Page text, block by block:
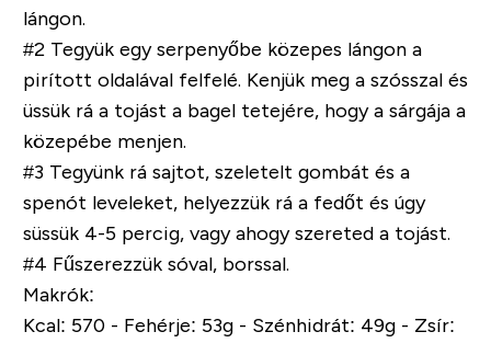
lángon.
#2 Tegyük egy serpenyőbe közepes lángon a
pirított oldalával felfelé. Kenjük meg a szósszal és
üssük rá a tojást a bagel tetejére, hogy a sárgája a
közepébe menjen.
#3 Tegyünk rá sajtot, szeletelt gombát és a
spenót leveleket, helyezzük rá a fedőt és úgy
süssük 4-5 percig, vagy ahogy szereted a tojást.
#4 Fűszerezzük sóval, borssal.
Makrók:
Kcal: 570 - Fehérje: 53g - Szénhidrát: 49g - Zsír: